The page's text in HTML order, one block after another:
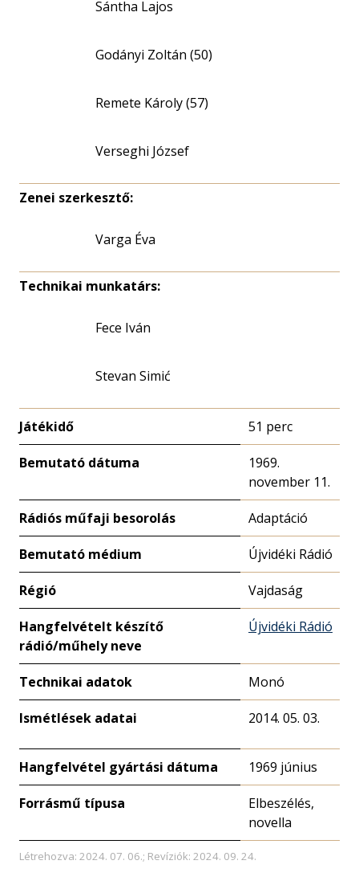
Sántha Lajos
Godányi Zoltán (50)
Remete Károly (57)
Verseghi József
Zenei szerkesztő:
Varga Éva
Technikai munkatárs:
Fece Iván
Stevan Simić
Játékidő 51 perc
Bemutató dátuma
1969.
november 11.
Rádiós műfaji besorolás Adaptáció
Bemutató médium Újvidéki Rádió
Régió Vajdaság
Hangfelvételt készítő
rádió/műhely neve
Újvidéki Rádió
Technikai adatok Monó
Ismétlések adatai 2014. 05. 03.
Hangfelvétel gyártási dátuma 1969 június
Forrásmű típusa
Elbeszélés,
novella
Létrehozva: 2024. 07. 06.; Revíziók: 2024. 09. 24.